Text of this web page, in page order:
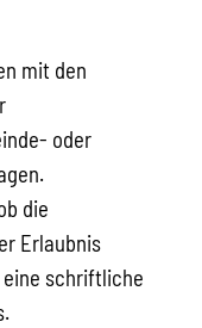
mit den
oder
die
Erlaubnis
schriftliche